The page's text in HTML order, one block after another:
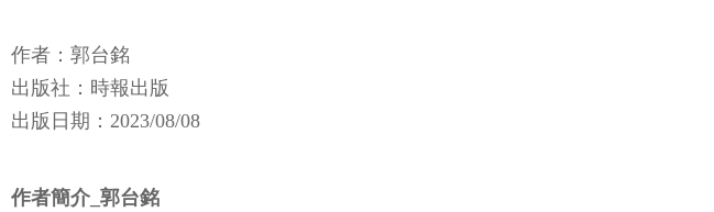
作者：郭台銘
出版社：時報出版
出版日期：2023/08/08
作者簡介_郭台銘